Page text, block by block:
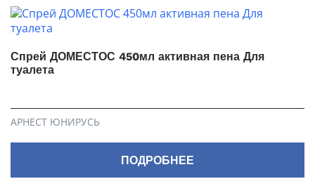
Спрей ДОМЕСТОС 450мл активная пена Для
туалета
АРНЕСТ ЮНИРУСЬ
ПОДРОБНЕЕ